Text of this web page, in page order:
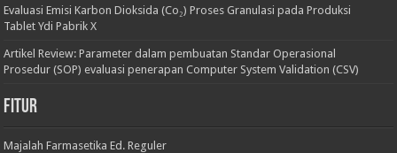
Evaluasi Emisi Karbon Dioksida (Co₂) Proses Granulasi pada Produksi
Tablet Ydi Pabrik X
Artikel Review: Parameter dalam pembuatan Standar Operasional
Prosedur (SOP) evaluasi penerapan Computer System Validation (CSV)
Fitur
Majalah Farmasetika Ed. Reguler